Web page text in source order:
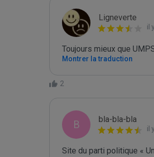
Ligneverte
il
Toujours mieux que
Montrer la traduction
2
B bla-bla-bla
il
Site du parti politique «